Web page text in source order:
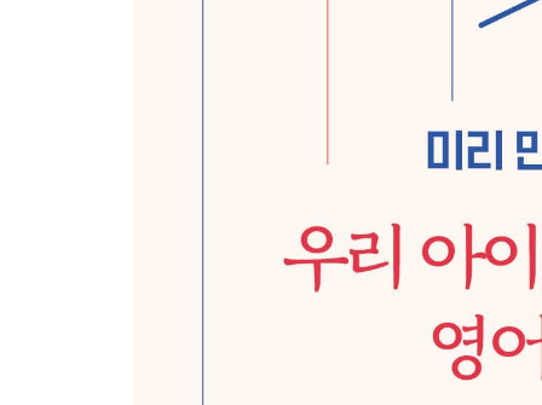
캐나다에도 김영란법이 있나요?
선생님을 선생님이라 부르지 않는 나라
학원 없는 캐나다에서 할 수 있는 방과후 활동
- 학교 방과후 / 스포츠 활동 / 음악 / 스카우트 또